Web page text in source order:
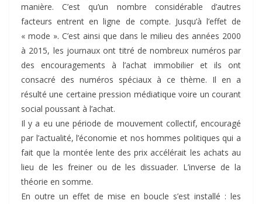
manière. C’est qu’un nombre considérable d’autres
facteurs entrent en ligne de compte. Jusqu’à l’effet de
« mode ». C’est ainsi que dans le milieu des années 2000
à 2015, les journaux ont titré de nombreux numéros par
des encouragements à l’achat immobilier et ils ont
consacré des numéros spéciaux à ce thème. Il en a
résulté une certaine pression médiatique voire un courant
social poussant à l’achat.
Il y a eu une période de mouvement collectif, encouragé
par l’actualité, l’économie et nos hommes politiques qui a
fait que la montée lente des prix accélérait les achats au
lieu de les freiner ou de les dissuader. L’inverse de la
théorie en somme.
En outre un effet de mise en boucle s’est installé : les